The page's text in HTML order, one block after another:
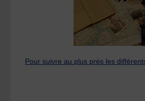
Pour suivre au plus près les